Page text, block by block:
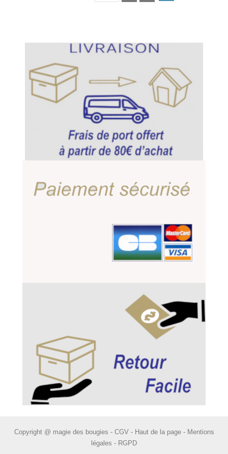
Copyright @ magie des bougies - CGV- Haut de la page- Mentions
légales - RGPD